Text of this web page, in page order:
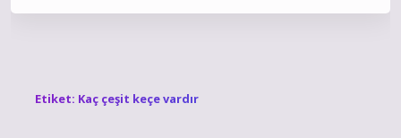
Etiket: Kaç çeşit keçe vardır